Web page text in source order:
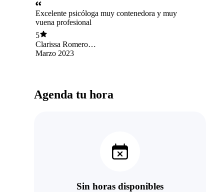
Excelente psicóloga muy contenedora y muy
vuena profesional
5
Clarissa Romero
Foronda
Marzo 2023
Agenda tu hora
Sin horas disponibles